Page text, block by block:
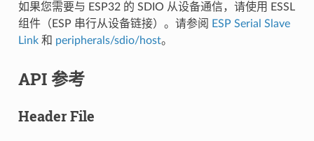
如果您需要与 ESP32 的 SDIO 从设备通信，请使用 ESSL
组件（ESP 串行从设备链接）。请参阅
ESP Serial Slave
Link和 peripherals/sdio/host。
API 参考
Header File